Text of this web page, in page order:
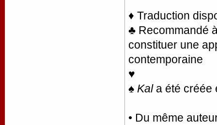
♦ Traduction
♣ Recommandé
constituer une
contemporaine
♥
♠ Kala été créée
• Du même